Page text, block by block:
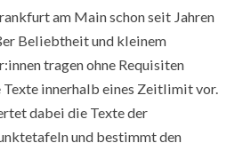
am Main schon seit Jahren
Beliebtheit und kleinem
tragen ohne Requisiten
innerhalb eines Zeitlimit vor.
dabei die Texte der
und bestimmt den